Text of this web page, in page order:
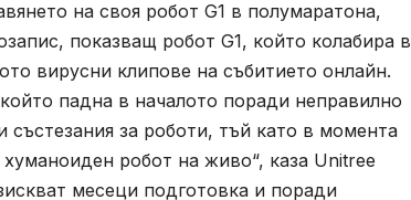
на своя робот G1 в полумаратона,
показващ робот G1, който колабира в
вирусни клипове на събитието онлайн.
падна в началото поради неправилно
за роботи, тъй като в момента
робот на живо“, каза Unitree
месеци подготовка и поради